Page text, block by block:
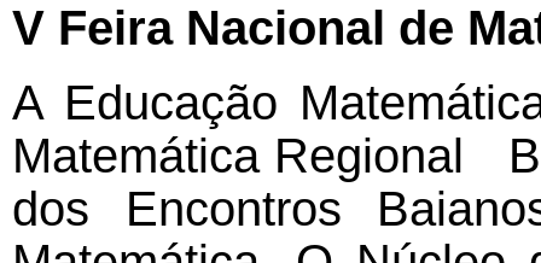
V Feira Nacional de
A Educação
Matemática Regional
dos Encontros